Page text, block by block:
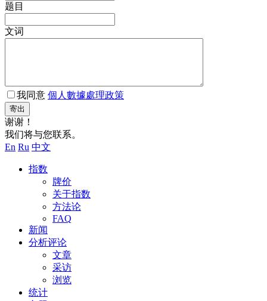
题目
文词
我同意 個人數據處理政策
寄出
谢谢！
我们将与您联系。
En Ru 中文
指数
牌价
关于指数
方法论
FAQ
新闻
分析评论
文章
采访
浏览
统计